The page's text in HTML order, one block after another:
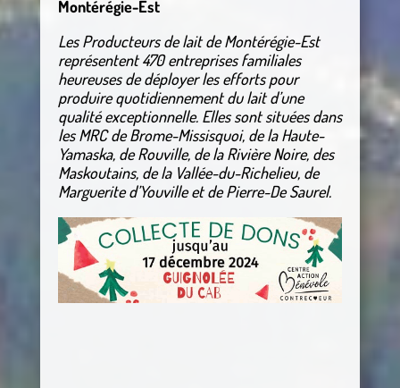
Montérégie-Est
Les Producteurs de lait de Montérégie-Est
représentent 470 entreprises familiales
heureuses de déployer les efforts pour
produire quotidiennement du lait d’une
qualité exceptionnelle. Elles sont situées dans
les MRC de Brome-Missisquoi, de la Haute-
Yamaska, de Rouville, de la Rivière Noire, des
Maskoutains, de la Vallée-du-Richelieu, de
Marguerite d’Youville et de Pierre-De Saurel.